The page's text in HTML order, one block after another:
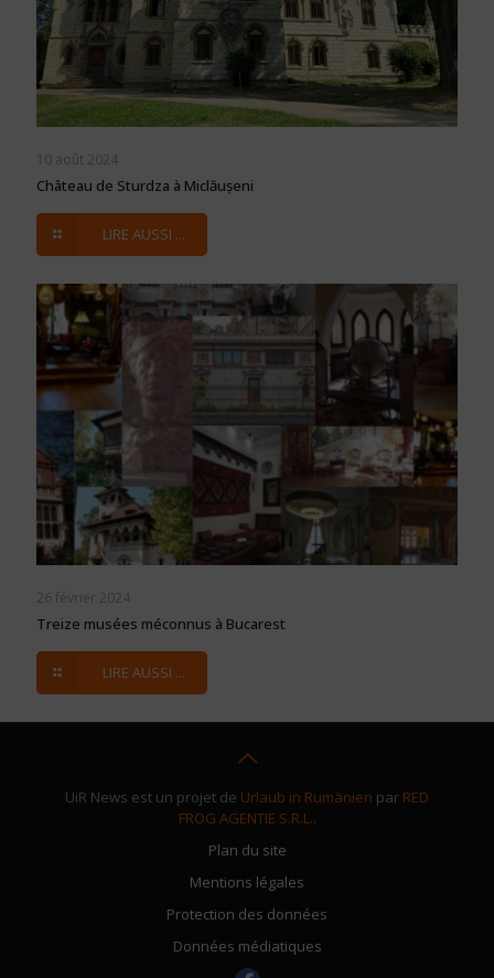
10 août 2024
Château de Sturdza à Miclăușeni
LIRE AUSSI ...
26 février 2024
Treize musées méconnus à Bucarest
LIRE AUSSI ...
UiR News est un projet de Urlaub in Rumänien par RED
FROG AGENTIE S.R.L..
Plan du site
Mentions légales
Protection des données
Données médiatiques